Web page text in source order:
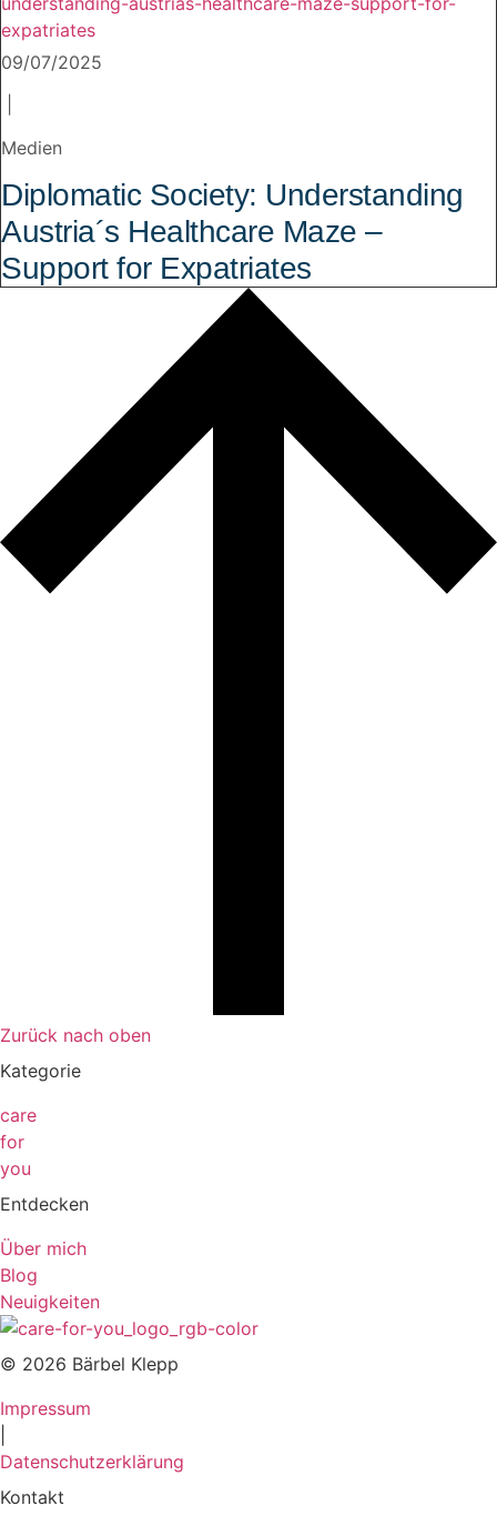
09/07/2025
Medien
Diplomatic Society: Understanding
Austria´s Healthcare Maze –
Support for Expatriates
Zurück nach oben
Kategorie
care
for
you
Entdecken
Über mich
Blog
Neuigkeiten
© 2026 Bärbel Klepp
Impressum
Datenschutzerklärung
Kontakt